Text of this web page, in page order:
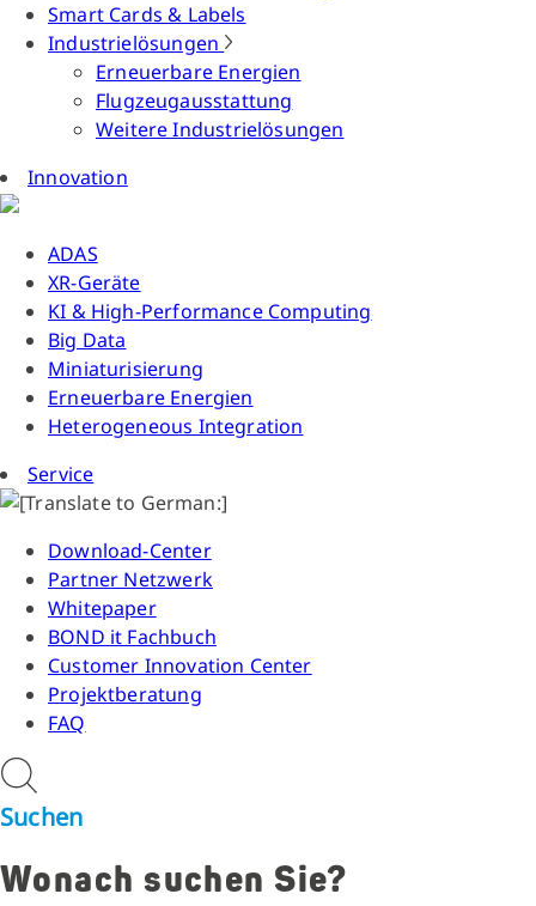
Smart Cards & Labels
Industrielösungen
Erneuerbare Energien
Flugzeugausstattung
Weitere Industrielösungen
Innovation
ADAS
XR-Geräte
KI & High-Performance Computing
Big Data
Miniaturisierung
Erneuerbare Energien
Heterogeneous Integration
Service
Download-Center
Partner Netzwerk
Whitepaper
BOND it Fachbuch
Customer Innovation Center
Projektberatung
FAQ
Suchen
Wonach suchen Sie?